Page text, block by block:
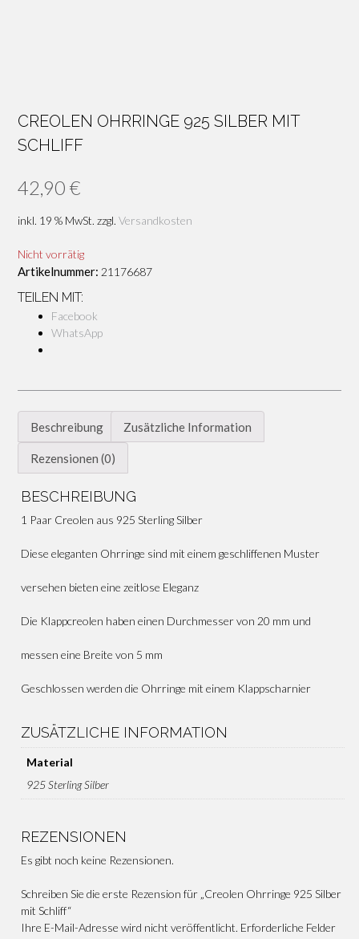
CREOLEN OHRRINGE 925 SILBER MIT
SCHLIFF
42,90 €
inkl. 19 % MwSt. zzgl. Versandkosten
Nicht vorrätig
Artikelnummer: 21176687
TEILEN MIT:
Facebook
WhatsApp
Beschreibung Zusätzliche Information
Rezensionen (0)
BESCHREIBUNG
1 Paar Creolen aus 925 Sterling Silber
Diese eleganten Ohrringe sind mit einem geschliffenen Muster
versehen bieten eine zeitlose Eleganz
Die Klappcreolen haben einen Durchmesser von 20 mm und
messen eine Breite von 5 mm
Geschlossen werden die Ohrringe mit einem Klappscharnier
ZUSÄTZLICHE INFORMATION
Material
925 Sterling Silber
REZENSIONEN
Es gibt noch keine Rezensionen.
Schreiben Sie die erste Rezension für „Creolen Ohrringe 925 Silber
mit Schliff“
Ihre E-Mail-Adresse wird nicht veröffentlicht. Erforderliche Felder